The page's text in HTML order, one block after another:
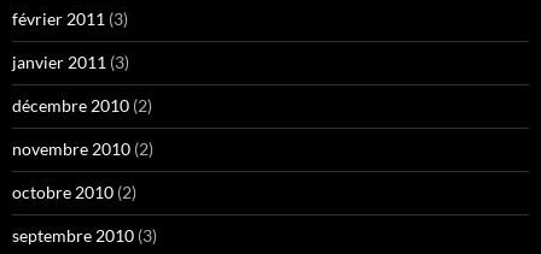
février 2011 (3)
janvier 2011 (3)
décembre 2010 (2)
novembre 2010 (2)
octobre 2010 (2)
septembre 2010 (3)